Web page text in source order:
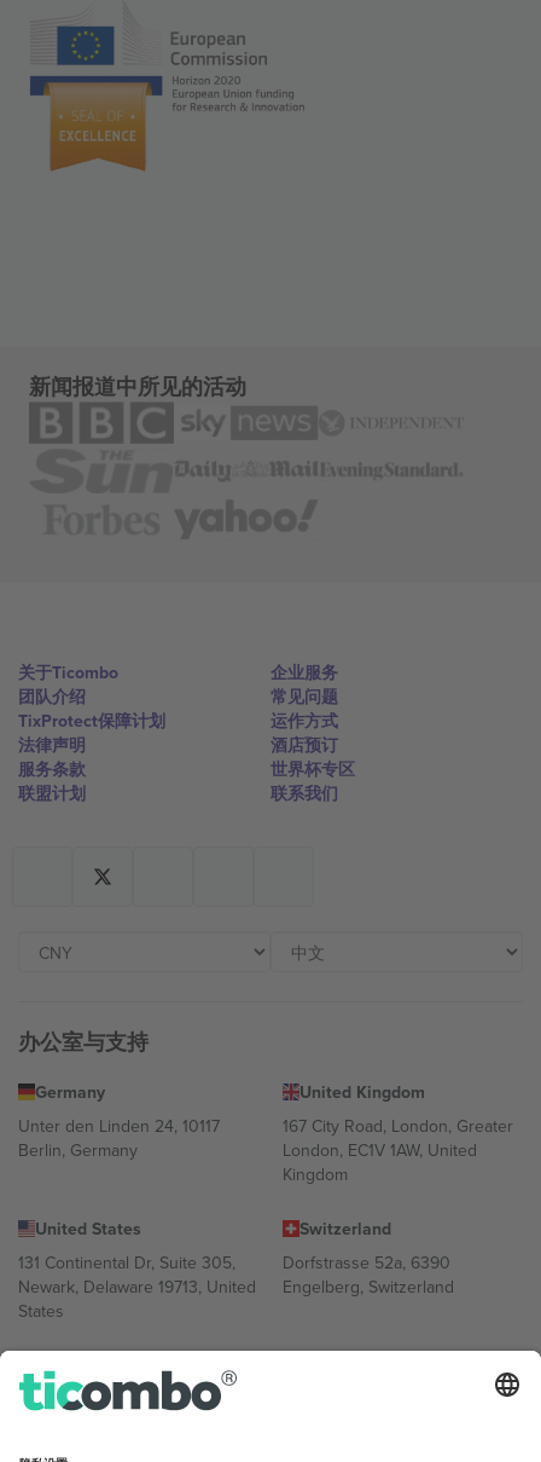
新闻报道中所见的活动
关于Ticombo
团队介绍
TixProtect保障计划
法律声明
服务条款
联盟计划
企业服务
常见问题
运作方式
酒店预订
世界杯专区
联系我们
办公室与支持
Germany
Unter den Linden 24, 10117
Berlin, Germany
United Kingdom
167 City Road, London, Greater
London, EC1V 1AW, United
Kingdom
United States
131 Continental Dr, Suite 305,
Newark, Delaware 19713, United
States
Switzerland
Dorfstrasse 52a, 6390
Engelberg, Switzerland
Bulgaria
Regus Sofia City West, bul
UAE Dubai Silicon Oasis, DDP